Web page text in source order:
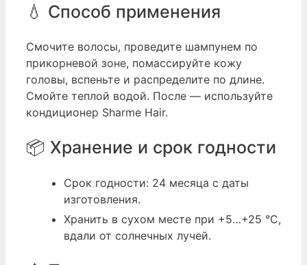
💧 Способ применения
Смочите волосы, проведите шампунем по
прикорневой зоне, помассируйте кожу
головы, вспеньте и распределите по длине.
Смойте теплой водой. После — используйте
кондиционер Sharme Hair.
📦 Хранение и срок годности
Срок годности: 24 месяца с даты
изготовления.
Хранить в сухом месте при +5…+25 °C,
вдали от солнечных лучей.